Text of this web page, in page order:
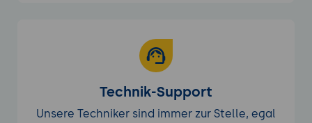
Technik-Support
Unsere Techniker sind immer zur Stelle, egal